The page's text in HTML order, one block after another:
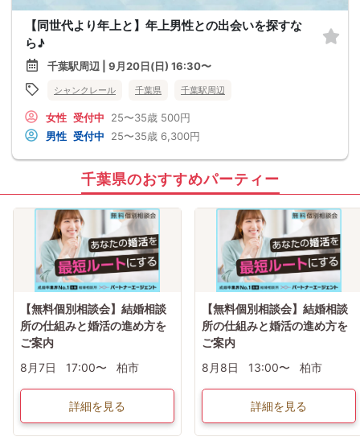
【同世代より年上と】年上男性との出会いを探すな
ら♪
千葉駅周辺 | 9月20日(日) 16:30〜
シャンクレール 千葉県 千葉駅周辺
女性 受付中 25〜35歳 500円
男性 受付中 25〜35歳 6,300円
千葉県のおすすめパーティー
【無料個別相談会】結婚相談
所の仕組みと婚活の進め方を
ご案内
8月7日
17:00〜 柏市
詳細を見る
【無料個別相談会】結婚相談
所の仕組みと婚活の進め方を
ご案内
8月8日
13:00〜 柏市
詳細を見る